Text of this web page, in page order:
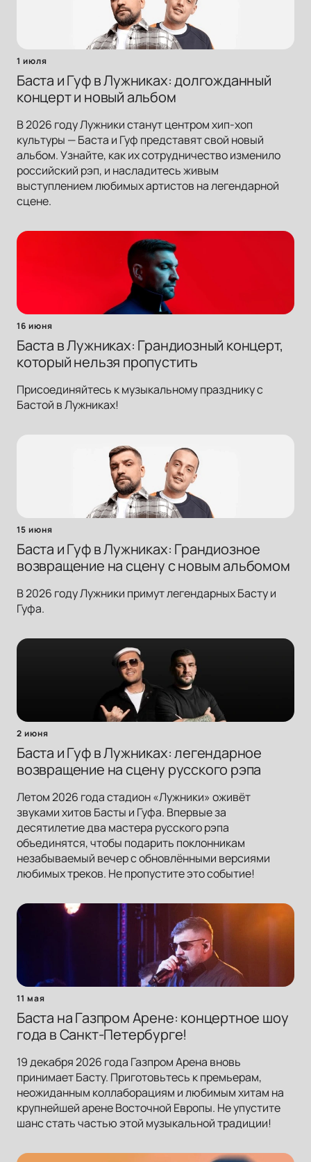
1 июля
Баста и Гуф в Лужниках: долгожданный
концерт и новый альбом
В 2026 году Лужники станут центром хип-хоп
культуры — Баста и Гуф представят свой новый
альбом. Узнайте, как их сотрудничество изменило
российский рэп, и насладитесь живым
выступлением любимых артистов на легендарной
сцене.
16 июня
Баста в Лужниках: Грандиозный концерт,
который нельзя пропустить
Присоединяйтесь к музыкальному празднику с
Бастой в Лужниках!
15 июня
Баста и Гуф в Лужниках: Грандиозное
возвращение на сцену с новым альбомом
В 2026 году Лужники примут легендарных Басту и
Гуфа.
2 июня
Баста и Гуф в Лужниках: легендарное
возвращение на сцену русского рэпа
Летом 2026 года стадион «Лужники» оживёт
звуками хитов Басты и Гуфа. Впервые за
десятилетие два мастера русского рэпа
объединятся, чтобы подарить поклонникам
незабываемый вечер с обновлёнными версиями
любимых треков. Не пропустите это событие!
11 мая
Баста на Газпром Арене: концертное шоу
года в Санкт-Петербурге!
19 декабря 2026 года Газпром Арена вновь
принимает Басту. Приготовьтесь к премьерам,
неожиданным коллаборациям и любимым хитам на
крупнейшей арене Восточной Европы. Не упустите
шанс стать частью этой музыкальной традиции!